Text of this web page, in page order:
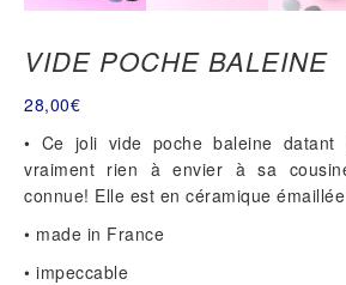
VIDE POCHE BALEINE
28,00€
• Ce joli vide poche baleine datant
vraiment rien à envier à sa
connue! Elle est en céramique
• made in France
• impeccable